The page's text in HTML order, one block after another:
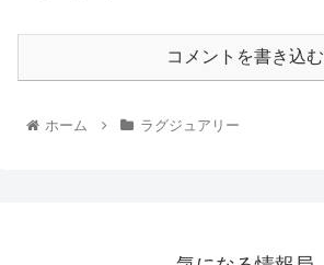
コメントを書き込む
ホーム ラグジュアリー